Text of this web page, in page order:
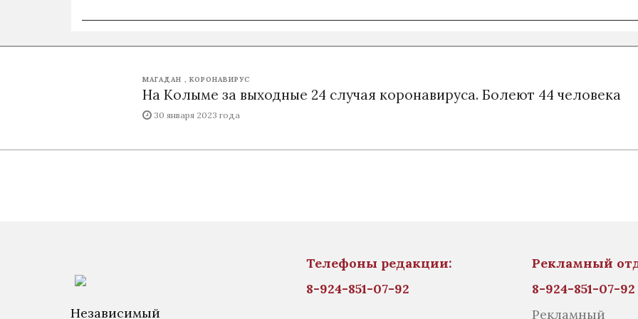
МАГАДАН КОРОНАВИРУС
На Колыме за выходные 24 случая коронавируса. Болеют 44 человека
30 января 2023 года
Независимый
Телефоны редакции:
8-924-851-07-92
Рекламный
8-924-851-07-92
Рекламный